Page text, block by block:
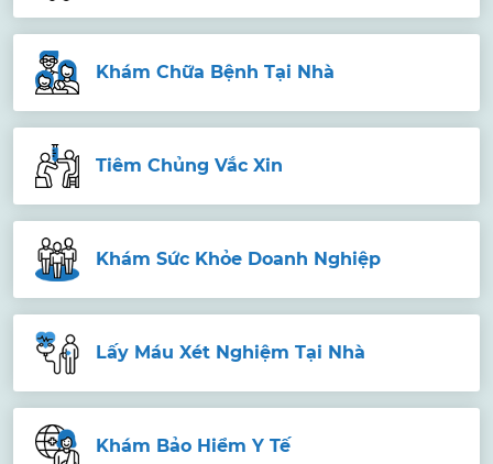
Khám Chữa Bệnh Tại Nhà
Tiêm Chủng Vắc Xin
Khám Sức Khỏe Doanh Nghiệp
Lấy Máu Xét Nghiệm Tại Nhà
Khám Bảo Hiểm Y Tế